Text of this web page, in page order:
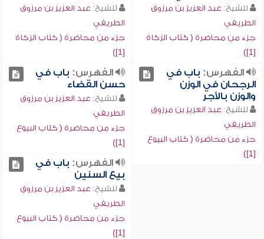
للشيخ: عبد العزيز بن مرزوق
الطريفي
جزء من محاضرة ( كتاب الزكاة
[1])
للشيخ: عبد العزيز بن مرزوق
الطريفي
جزء من محاضرة ( كتاب الزكاة
[1])
الفهرس: باب في
الرجحان في الوزن
والوزن بالأجر
للشيخ: عبد العزيز بن مرزوق
الطريفي
جزء من محاضرة ( كتاب البيوع
[1])
الفهرس: باب في
حسن القضاء
للشيخ: عبد العزيز بن مرزوق
الطريفي
جزء من محاضرة ( كتاب البيوع
[1])
الفهرس: باب في
بيع السنين
للشيخ: عبد العزيز بن مرزوق
الطريفي
جزء من محاضرة ( كتاب البيوع
[1])